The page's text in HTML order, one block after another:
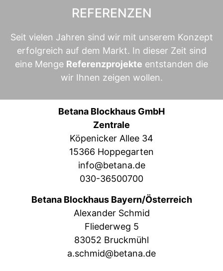
REFERENZEN
Seit vielen Jahren sind wir mit unserem Konzept
erfolgreich auf dem Markt. In dieser Zeit sind
eine Menge Referenzprojekte entstanden die
wir Ihnen zeigen wollen.
Betana Blockhaus GmbH
Zentrale
Köpenicker Allee 34
15366 Hoppegarten
info@betana.de
030-36500700
Betana Blockhaus Bayern/Österreich
Alexander Schmid
Fliederweg 5
83052 Bruckmühl
a.schmid@betana.de